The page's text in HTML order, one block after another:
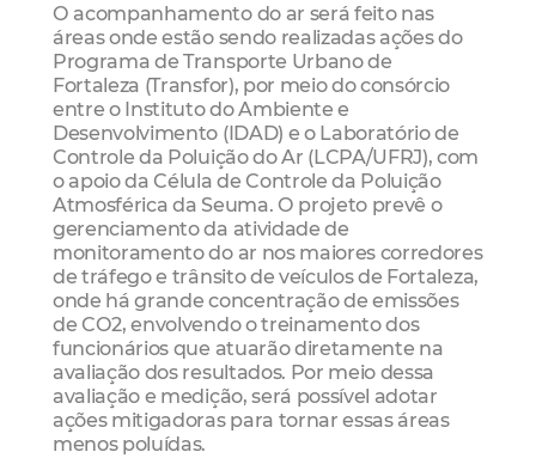
O acompanhamento do ar será feito nas
áreas onde estão sendo realizadas ações do
Programa de Transporte Urbano de
Fortaleza (Transfor), por meio do consórcio
entre o Instituto do Ambiente e
Desenvolvimento (IDAD) e o Laboratório de
Controle da Poluição do Ar (LCPA/UFRJ), com
o apoio da Célula de Controle da Poluição
Atmosférica da Seuma. O projeto prevê o
gerenciamento da atividade de
monitoramento do ar nos maiores corredores
de tráfego e trânsito de veículos de Fortaleza,
onde há grande concentração de emissões
de CO2, envolvendo o treinamento dos
funcionários que atuarão diretamente na
avaliação dos resultados. Por meio dessa
avaliação e medição, será possível adotar
ações mitigadoras para tornar essas áreas
menos poluídas.